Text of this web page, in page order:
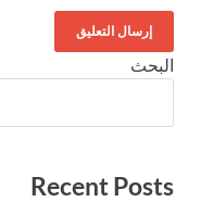
البحث
Recent Posts